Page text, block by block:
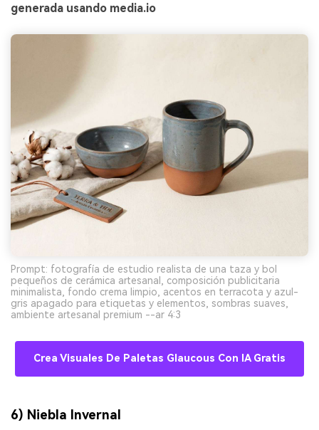
generada usando media.io
Prompt: fotografía de estudio realista de una taza y bol
pequeños de cerámica artesanal, composición publicitaria
minimalista, fondo crema limpio, acentos en terracota y azul-
gris apagado para etiquetas y elementos, sombras suaves,
ambiente artesanal premium --ar 4:3
Crea Visuales De Paletas Glaucous Con IA Gratis
6) Niebla Invernal